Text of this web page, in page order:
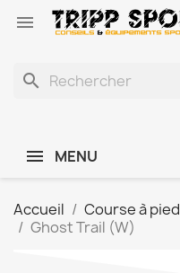

search
MENU
Accueil Course à pied
Ghost Trail (W)